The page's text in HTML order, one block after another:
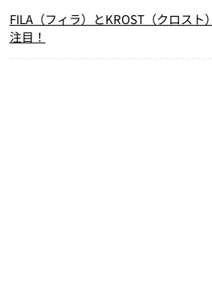
FILA（フィラ）とKROST（クロス
注目！